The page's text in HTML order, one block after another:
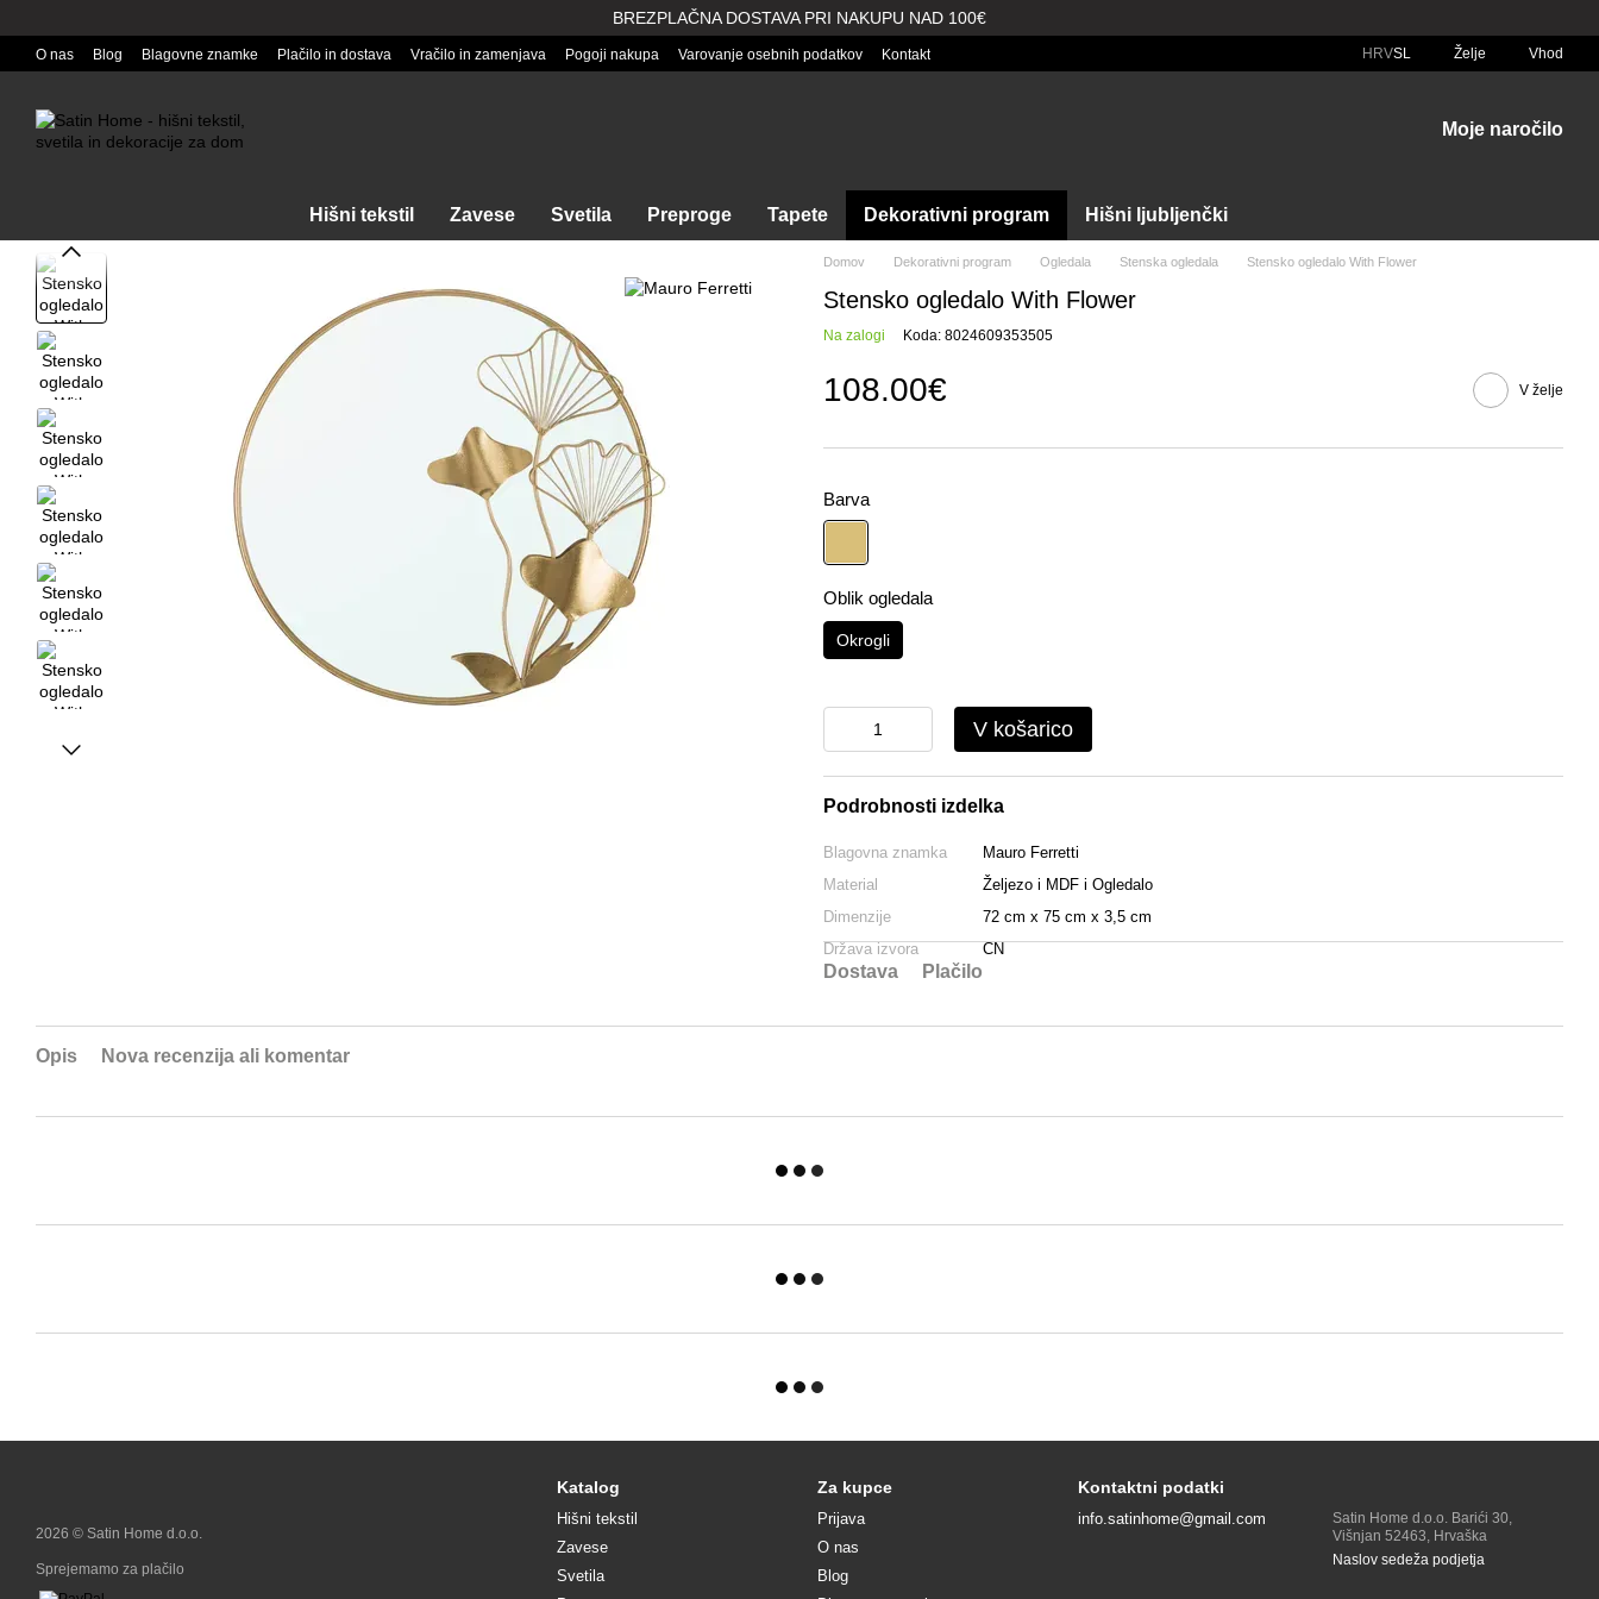
BREZPLAČNA DOSTAVA PRI NAKUPU NAD 100€
O nas Blog Blagovne znamke Plačilo in dostava Vračilo in zamenjava Pogoji nakupa Varovanje osebnih podatkov Kontakt HRVSL Želje Vhod
Moje naročilo
Hišni tekstil Zavese Svetila Preproge Tapete Dekorativni program Hišni ljubljenčki
Domov Dekorativni program Ogledala Stenska ogledala Stensko ogledalo With Flower
Stensko ogledalo With Flower
Na zalogi Koda: 8024609353505
108.00€ V želje
Barva
Oblik ogledala
Okrogli
V košarico
Podrobnosti izdelka
Blagovna znamka
Mauro Ferretti
Material
Željezo i MDF i Ogledalo
Dimenzije
72 cm х 75 cm х 3,5 cm
Država izvora
CN
Dostava Plačilo
Opis Nova recenzija ali komentar
2026 © Satin Home d.o.o.
Sprejemamo za plačilo
Katalog
Hišni tekstil
Zavese
Svetila
Za kupce
Prijava
O nas
Blog
Kontaktni podatki
info.satinhome@gmail.com
Satin Home d.o.o. Barići 30,
Višnjan 52463, Hrvaška
Naslov sedeža podjetja